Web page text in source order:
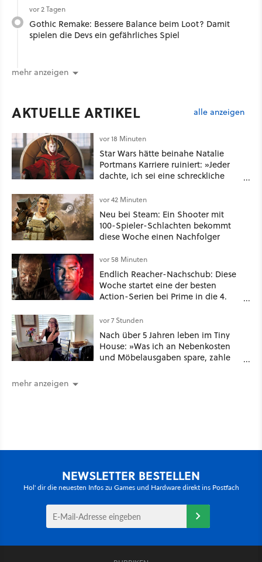
vor 2 Tagen
Gothic Remake: Bessere Balance beim Loot? Damit
spielen die Devs ein gefährliches Spiel
mehr anzeigen
AKTUELLE ARTIKEL alle anzeigen
vor 18 Minuten
Star Wars hätte beinahe Natalie
Portmans Karriere ruiniert: »Jeder
dachte, ich sei eine schreckliche
vor 42 Minuten
Neu bei Steam: Ein Shooter mit
100-Spieler-Schlachten bekommt
diese Woche einen Nachfolger
vor 58 Minuten
Endlich Reacher-Nachschub: Diese
Woche startet eine der besten
Action-Serien bei Prime in die 4.
vor 7 Stunden
Nach über 5 Jahren leben im Tiny
House: »Was ich an Nebenkosten
und Möbelausgaben spare, zahle
mehr anzeigen
NEWSLETTER BESTELLEN
Hol' dir die neuesten Infos zu Games und Hardware direkt ins Postfach